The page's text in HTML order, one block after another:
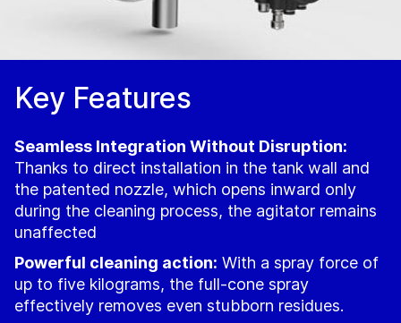
Key Features
Seamless Integration Without Disruption:
Thanks to direct installation in the tank wall and
the patented nozzle, which opens inward only
during the cleaning process, the agitator remains
unaffected
Powerful cleaning action: With a spray force of
up to five kilograms, the full-cone spray
effectively removes even stubborn residues.